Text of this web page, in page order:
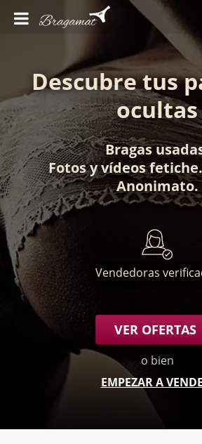
Descubre tus
ocultas
Bragas
Fotosyvídeos fetiche.
Anonimato.
Vendedoras
VER OFERTAS
o bien
EMPEZAR A